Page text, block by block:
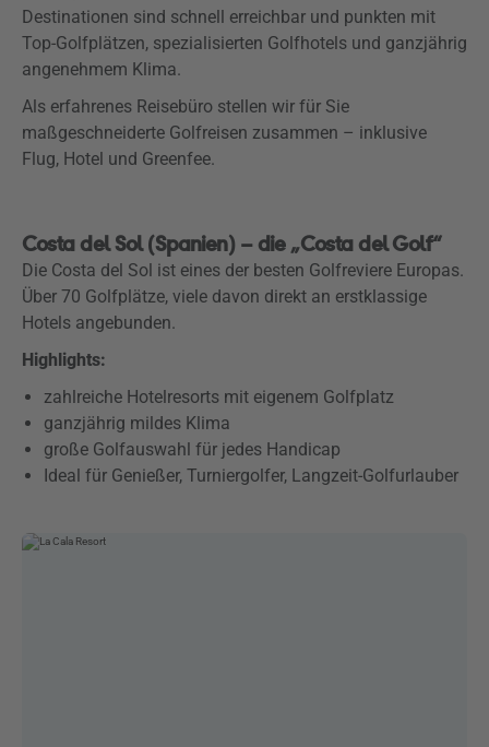
Destinationen sind schnell erreichbar und punkten mit
Top-Golfplätzen, spezialisierten Golfhotels und ganzjährig
angenehmem Klima.
Als erfahrenes Reisebüro stellen wir für Sie
maßgeschneiderte Golfreisen zusammen – inklusive
Flug, Hotel und Greenfee.
Costa del Sol (Spanien) – die „Costa del Golf“
Die Costa del Sol ist eines der besten Golfreviere Europas.
Über 70 Golfplätze, viele davon direkt an erstklassige
Hotels angebunden.
Highlights:
zahlreiche Hotelresorts mit eigenem Golfplatz
ganzjährig mildes Klima
große Golfauswahl für jedes Handicap
Ideal für Genießer, Turniergolfer, Langzeit-Golfurlauber